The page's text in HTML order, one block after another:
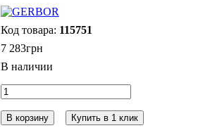
115751
7 283грн
В корзину Купить в 1 клик